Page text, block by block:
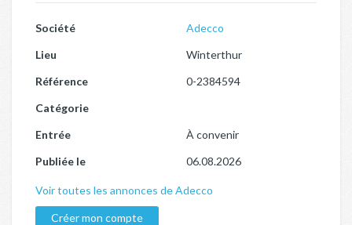
Société
Adecco
Lieu
Winterthur
Référence
0-2384594
Catégorie
Entrée
À convenir
Publiée le
06.08.2026
Voir toutes les annonces de Adecco
Créer mon compte